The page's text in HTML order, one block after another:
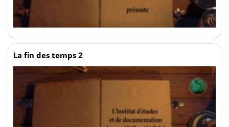
La fin des temps 2